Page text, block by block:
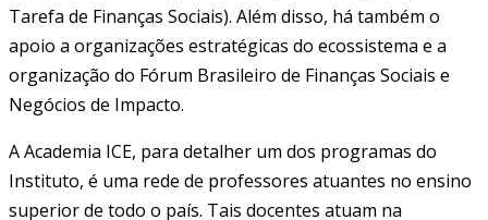
Tarefa de Finanças Sociais). Além disso, há também o
apoio a organizações estratégicas do ecossistema e a
organização do Fórum Brasileiro de Finanças Sociais e
Negócios de Impacto.
A Academia ICE, para detalher um dos programas do
Instituto, é uma rede de professores atuantes no ensino
superior de todo o país. Tais docentes atuam na